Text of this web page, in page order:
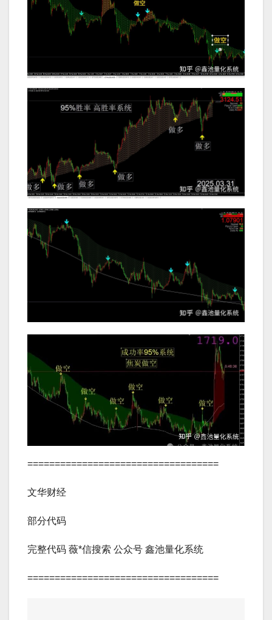
===================================
文华财经
部分代码
完整代码 薇*信搜索 公众号 鑫池量化系统
===================================